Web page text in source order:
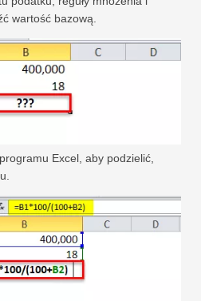
wartość bazową.
Excel, aby podzielić,